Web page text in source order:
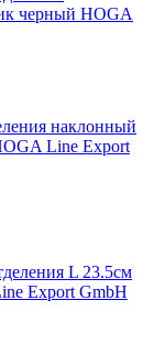
наклонный
Line Export